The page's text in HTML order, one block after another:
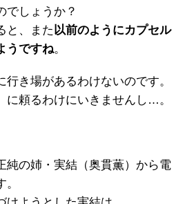
でしょうか？
と、また以前のようにカプセル
うですね。
き場があるわけないのです。
に頼るわけにいきませんし…。
純の姉・実結（奥貫薫）から電